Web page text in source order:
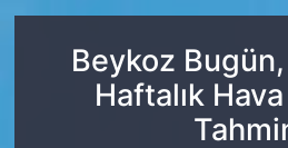
Beykoz Bugün,
Haftalık
Basketbol
Bursa Amatör
Bursa Namaz Vakitleri
Bursa Trafik Yoğunluk
TFF 1.Lig Puan Durumu